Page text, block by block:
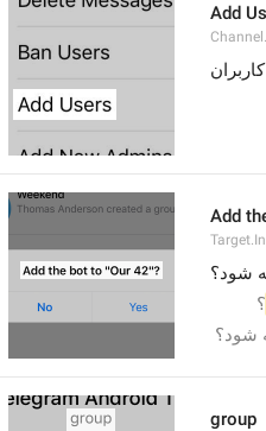
Add
Add
شود؟
؟
شود؟
group